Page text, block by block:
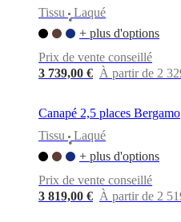
Tissu
•
Laqué
+ plus d'options
Prix de vente conseillé
3 739,00 € À partir de 2
Canapé 2,5 places Bergamo
Tissu
•
Laqué
+ plus d'options
Prix de vente conseillé
3 819,00 € À partir de 2